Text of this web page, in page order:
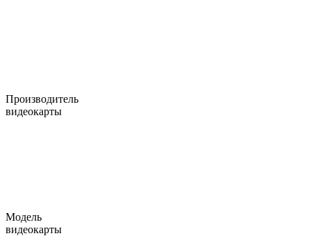
Производитель
видеокарты
Модель
видеокарты